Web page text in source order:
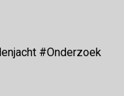
#Onderzoek